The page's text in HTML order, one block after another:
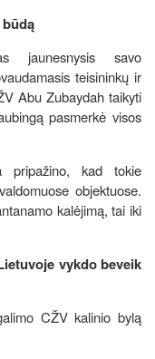
jaunesnysis savo
teisininkų ir
Abu Zubaydah taikyti
pasmerkė visos
pripažino, kad tokie
objektuose.
kalėjimą, tai iki
vykdo beveik
CŽV kalinio bylą